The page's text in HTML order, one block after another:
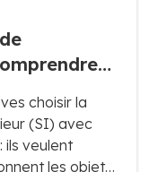
choisir la
(SI) avec
ils veulent
les objets